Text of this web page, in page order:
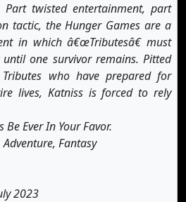
twisted entertainment, part
tactic, the Hunger Games are a
in which â€œTributesâ€ must
one survivor remains. Pitted
who have prepared for
lives, Katniss is forced to rely
Be Ever In Your Favor.
Adventure, Fantasy
2023